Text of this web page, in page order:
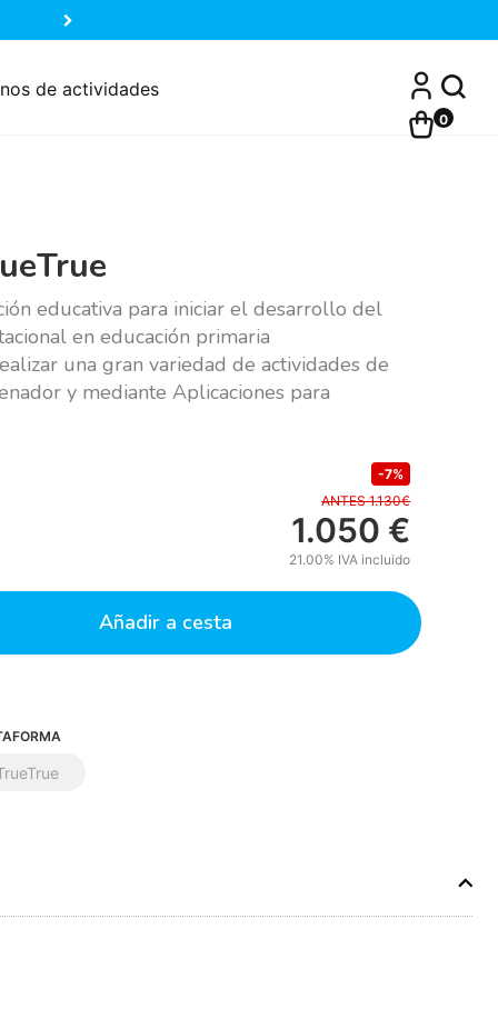
0
de actividades
educativa para iniciar el desarrollo del
en educación primaria
una gran variedad de actividades de
y mediante Aplicaciones para
-7%
ANTES 1.130€
1.050 €
21.00% IVA incluido
Añadir a cesta